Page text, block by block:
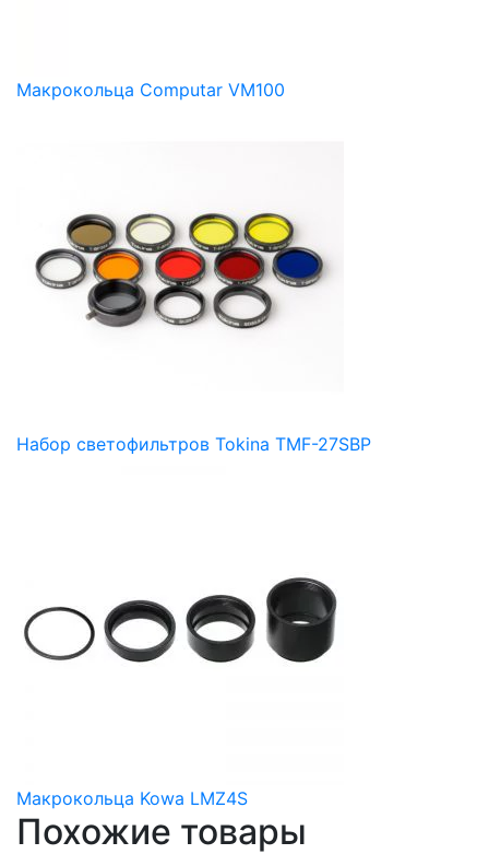
Макрокольца Computar VM100
Набор светофильтров Tokina TMF-27SBP
Макрокольца Kowa LMZ4S
Похожие товары